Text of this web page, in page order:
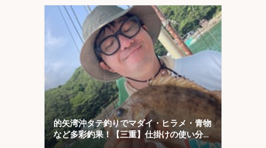
的矢湾沖タテ釣りでマダイ・ヒラメ・青物
など多彩釣果！【三重】仕掛けの使い分け
が奏功？